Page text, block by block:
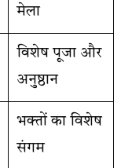
मेला
विशेष पूजा और
अनुष्ठान
भक्तों का विशेष
संगम